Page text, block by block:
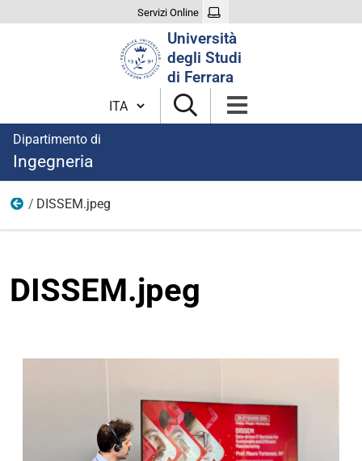
Servizi Online
Università
degli Studi
di Ferrara
Cambia lingua
Dipartimento di
Ingegneria
Immagini notizie
DISSEM.jpeg
DISSEM.jpeg